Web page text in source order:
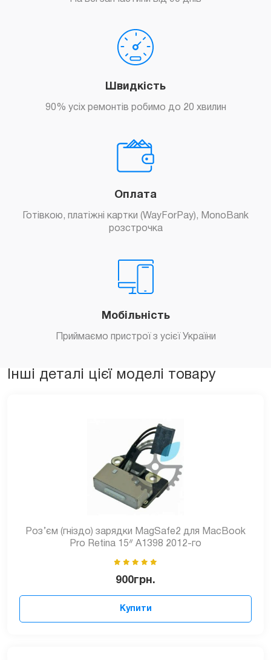
Швидкість
90% усіх ремонтів робимо до 20 хвилин
Оплата
Готівкою, платіжні картки (WayForPay), MonoBank
розстрочка
Мобільність
Приймаємо пристрої з усієї України
Інші деталі цієї моделі товару
Роз’єм (гніздо) зарядки MagSafe2 для MacBook
Pro Retina 15ᐥ A1398 2012-го
900грн.
Купити